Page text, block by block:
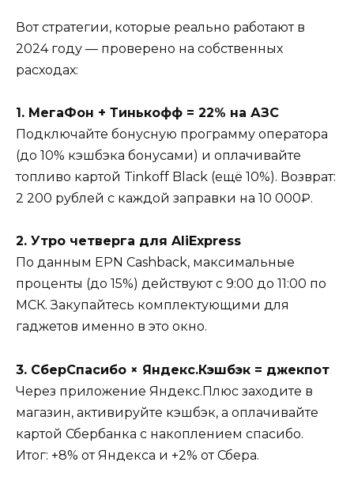
Вот стратегии, которые реально работают в
2024 году — проверено на собственных
расходах:
1. МегаФон + Тинькофф = 22% на АЗС
Подключайте бонусную программу оператора
(до 10% кэшбэка бонусами) и оплачивайте
топливо картой Tinkoff Black (ещё 10%). Возврат:
2 200 рублей с каждой заправки на 10 000₽.
2. Утро четверга для AliExpress
По данным EPN Cashback, максимальные
проценты (до 15%) действуют с 9:00 до 11:00 по
МСК. Закупайтесь комплектующими для
гаджетов именно в это окно.
3. СберСпасибо × Яндекс.Кэшбэк = джекпот
Через приложение Яндекс.Плюс заходите в
магазин, активируйте кэшбэк, а оплачивайте
картой Сбербанка с накоплением спасибо.
Итог: +8% от Яндекса и +2% от Сбера.